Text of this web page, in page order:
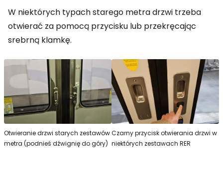
W niektórych typach starego metra drzwi trzeba
otwierać za pomocą przycisku lub przekręcając
srebrną klamkę.
Otwieranie drzwi starych zestawów
metra (podnieś dźwignię do góry)
Czarny przycisk otwierania drzwi w
niektórych zestawach RER